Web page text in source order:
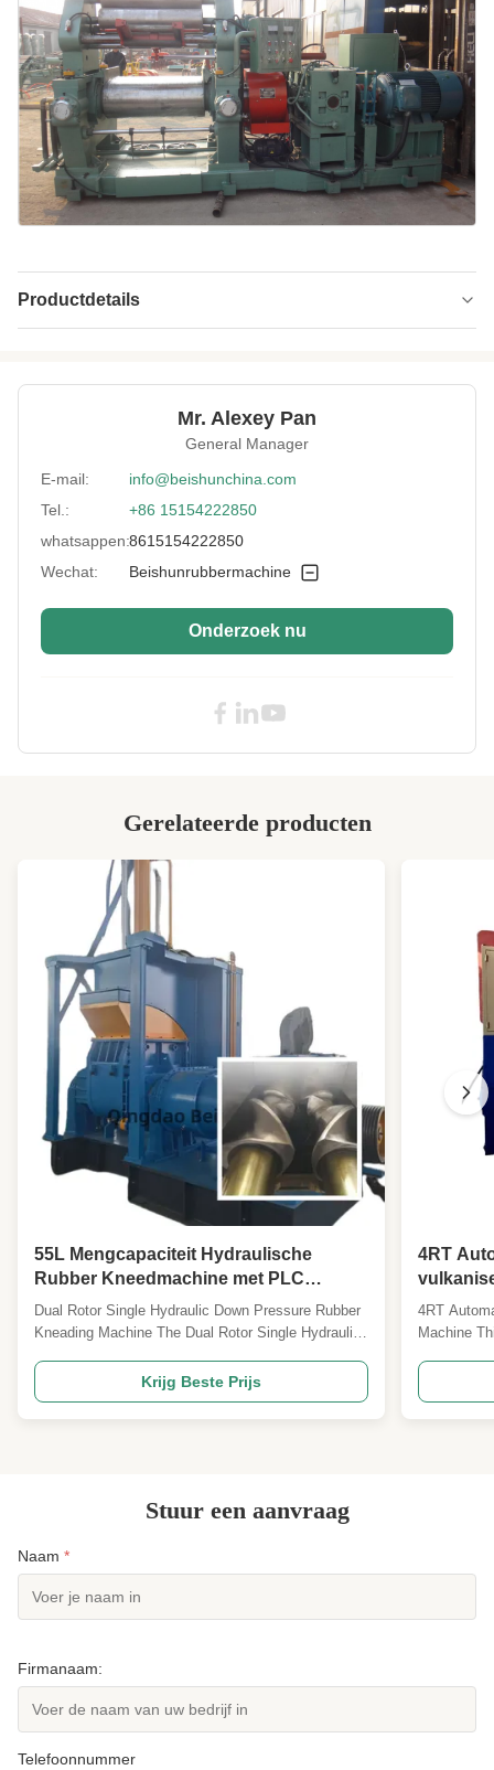
Productdetails
Capacity: 30-40 kg per partij
Automatisch vet
Roll Speed Ratio: 1:1 of 1:1.17
Brakes: Hydraulische stuwremmen
Service Overseas: Voorraad
Verminder van snelheid met harde tanden
Voltage: 380V of douane
Low Price rubber mixing mill
Gemaakte rubbermengmolen
Mr. Alexey Pan
General Manager
E-mail:
info@beishunchina.com
Tel.:
+86 15154222850
whatsappen:8615154222850
Wechat:
Beishunrubbermachine
Onderzoek nu
Gerelateerde producten
55L Mengcapaciteit Hydraulische
Rubber Kneedmachine met PLC
Besturing voor Efficiënte
Rubberverwerking
Dual Rotor Single Hydraulic Down Pressure Rubber
Kneading Machine The Dual Rotor Single Hydraulic
industrial equipment designed for mixing and
kneading rubber compounds with various additives
to achieve homogeneous mixtures. The hydraulic
Krijg Beste Prijs
4RT
- Hete
met
4RT
Machine
and plastic
Stuur een aanvraag
Naam *
Firmanaam:
Telefoonnummer